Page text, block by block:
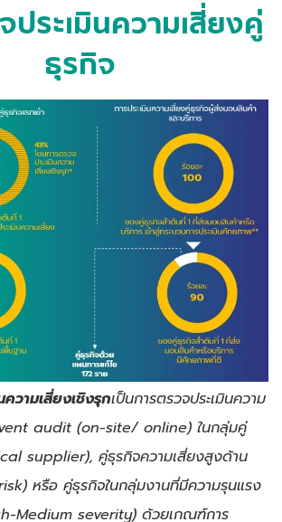
ประเมินความเสี่ยงคู่
ธุรกิจ
ความเสี่ยงเชิงรุกเป็นการตรวจประเมินความ
audit (on-site/ online) ในกลุ่มคู่
supplier), คู่ธุรกิจความเสี่ยงสูงด้าน
หรือ คู่ธุรกิจในกลุ่มงานที่มีความรุนแรง
Medium severity) ด้วยเกณฑ์การ